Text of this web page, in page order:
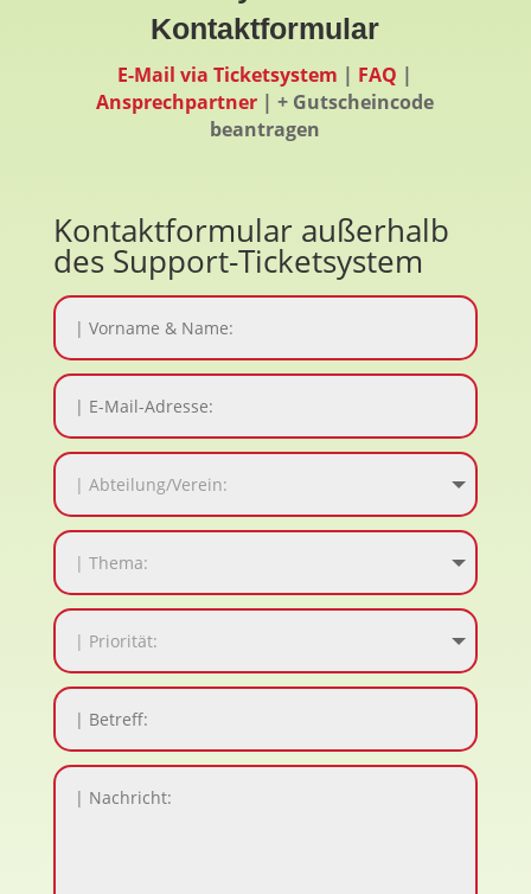
Kontaktformular
E-Mail via Ticketsystem | FAQ |
Ansprechpartner| + Gutscheincode
beantragen
Kontaktformular außerhalb
des Support-Ticketsystem